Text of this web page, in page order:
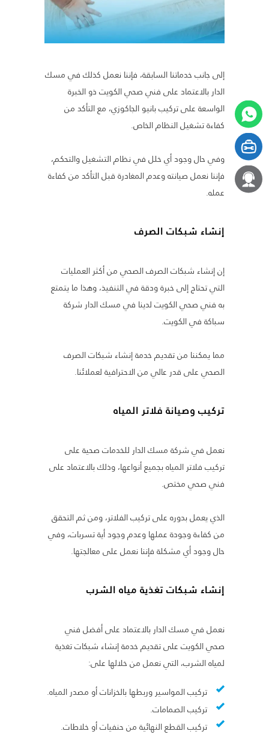
إلى جانب خدماتنا السابقة، فإننا نعمل كذلك في مسك
الدار بالاعتماد على فني صحي الكويت ذو الخبرة
الواسعة على تركيب بانيو الجاكوزي، مع التأكد من
كفاءة تشغيل النظام الخاص.
وفي حال وجود أي خلل في نظام التشغيل والتحكم،
فإننا نعمل صيانته وعدم المغادرة قبل التأكد من كفاءة
عمله.
إنشاء شبكات الصرف
إن إنشاء شبكات الصرف الصحي من أكثر العمليات
التي تحتاج إلى خبرة ودقة في التنفيذ، وهذا ما يتمتع
به فني صحي الكويت لدينا في مسك الدار شركة
سباكة في الكويت.
مما يمكننا من تقديم خدمة إنشاء شبكات الصرف
الصحي على قدر عالي من الاحترافية لعملائنا.
تركيب وصيانة فلاتر المياه
نعمل في شركة مسك الدار للخدمات صحية على
تركيب فلاتر المياه بجميع أنواعها، وذلك بالاعتماد على
فني صحي مختص.
الذي يعمل بدوره على تركيب الفلاتر، ومن ثم التحقق
من كفاءة وجودة عملها وعدم وجود أية تسربات، وفي
حال وجود أي مشكلة فإننا نعمل على معالجتها.
إنشاء شبكات تغذية مياه الشرب
نعمل في مسك الدار بالاعتماد على أفضل فني
صحي الكويت على تقديم خدمة إنشاء شبكات تغذية
لمياه الشرب، التي نعمل من خلالها على:
تركيب المواسير وربطها بالخزانات أو مصدر المياه.
تركيب الصمامات.
تركيب القطع النهائية من حنفيات أو خلاطات.